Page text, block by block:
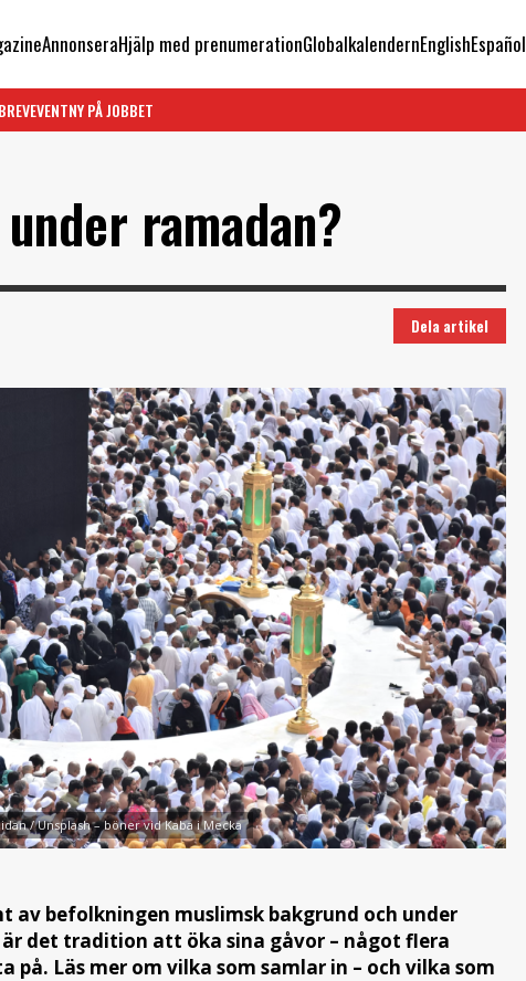
AnnonseraHjälp med prenumerationGlobalkalendernEnglishEspañol
EVENTNY PÅ JOBBET
ramadan?
Dela artikel
/ Unsplash – böner vid Kaba i Mecka
av befolkningen muslimsk bakgrund och under
det tradition att öka sina gåvor – något flera
Läs mer om vilka som samlar in – och vilka som